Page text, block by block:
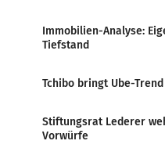
Immobilien-Analyse:
Tiefstand
Tchibo bringt Ube-
Stiftungsrat Lederer
Vorwürfe